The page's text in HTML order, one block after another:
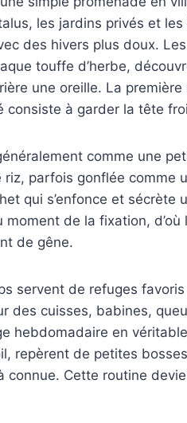
les jardins privés et
des hivers plus doux.
touffe d’herbe,
une oreille. La
consiste à garder la tête
comme une
riz, parfois gonflée comme
qui s’enfonce et sécrète
de la fixation, d’où
de gêne.
servent de refuges
des cuisses, babines,
hebdomadaire en
repèrent de petites
connue. Cette routine